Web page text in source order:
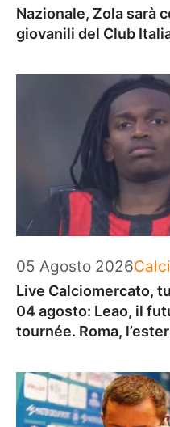
Nazionale, Zola sarà
giovanili del Club
05 Agosto 2026
Live Calciomercato,
04 agosto: Leao, il
tournée. Roma,